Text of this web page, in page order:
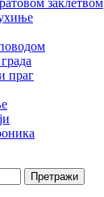
заклетвом
праг